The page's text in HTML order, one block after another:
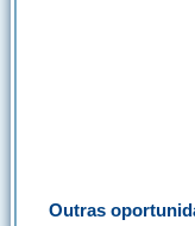
Outras